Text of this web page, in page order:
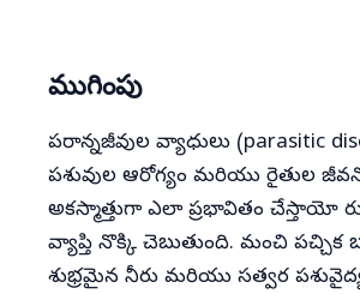
ముగింపు
పరాన్నజీవుల వ్యాధులు (parasitic
పశువుల ఆరోగ్యం మరియు రైతుల
అకస్మాత్తుగా ఎలా ప్రభావితం చేస్తాయో
వ్యాప్తి నొక్కి చెబుతుంది. మంచి పచ్చిక
శుభ్రమైన నీరు మరియు సత్వర